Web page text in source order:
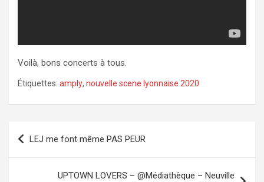
Voilà, bons concerts à tous.
Étiquettes: amply, nouvelle scene lyonnaise 2020
Navigation
de
l’article
LEJ me font même PAS PEUR
UPTOWN LOVERS – @Médiathèque – Neuville